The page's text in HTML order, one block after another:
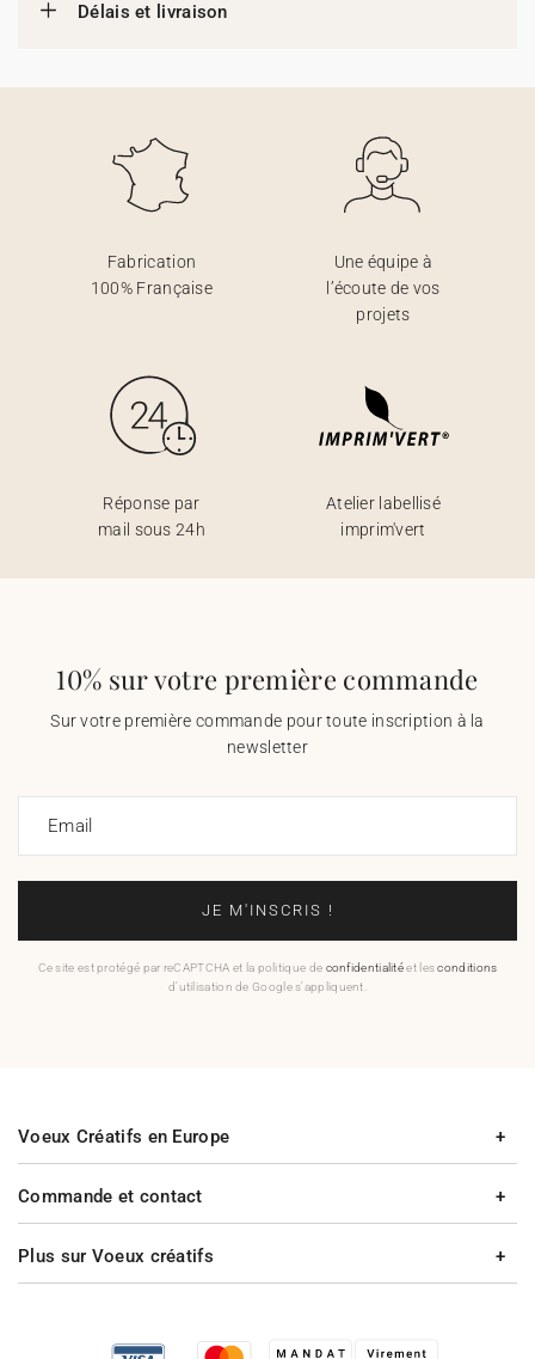
Délais et livraison
Fabrication
100% Française
Une équipe à
l’écoute de vos
projets
Réponse par
mail sous 24h
Atelier labellisé
imprim'vert
10% sur votre première commande
Sur votre première commande pour toute inscription à la
newsletter
Email
JE M'INSCRIS !
Ce site est protégé par reCAPTCHA et la politique de confidentialitéet lesconditions
d'utilisation de Google s'appliquent.
Commande et contact
Plus sur Voeux créatifs
Voeux Créatifs en Europe